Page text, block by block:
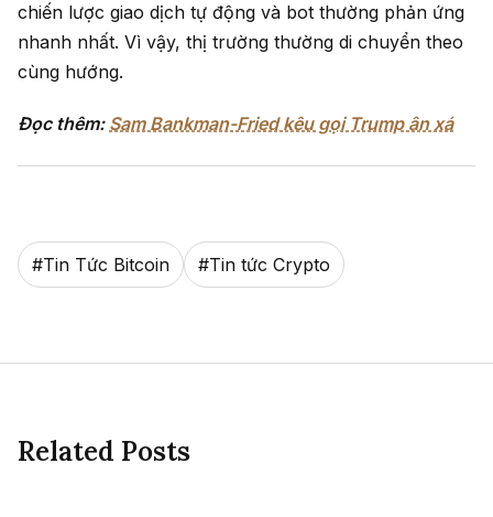
chiến lược giao dịch tự động và bot thường phản ứng
nhanh nhất. Vì vậy, thị trường thường di chuyển theo
cùng hướng.
Đọc thêm: Sam Bankman-Fried kêu gọi Trump ân xá
#Tin Tức Bitcoin #Tin tức Crypto
Related Posts